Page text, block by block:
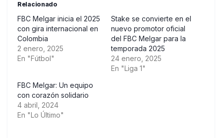
Relacionado
FBC Melgar inicia el 2025
con gira internacional en
Colombia
2 enero, 2025
En "Fútbol"
Stake se convierte en el
nuevo promotor oficial
del FBC Melgar para la
temporada 2025
24 enero, 2025
En "Liga 1"
FBC Melgar: Un equipo
con corazón solidario
4 abril, 2024
En "Lo Último"